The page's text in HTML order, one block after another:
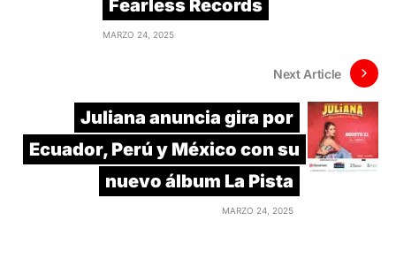
Fearless Records
MARZO 24, 2025
Next Article
Juliana anuncia gira por
Ecuador, Perú y México con su
nuevo álbum La Pista
MARZO 24, 2025